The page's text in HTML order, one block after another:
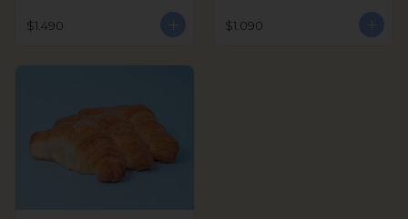
$1.490 $1.090